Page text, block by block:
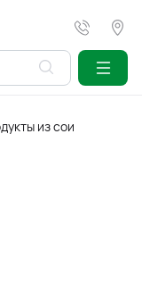
из сои